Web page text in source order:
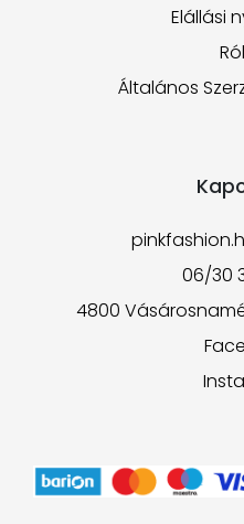
Elállási
Általános
06/30
4800